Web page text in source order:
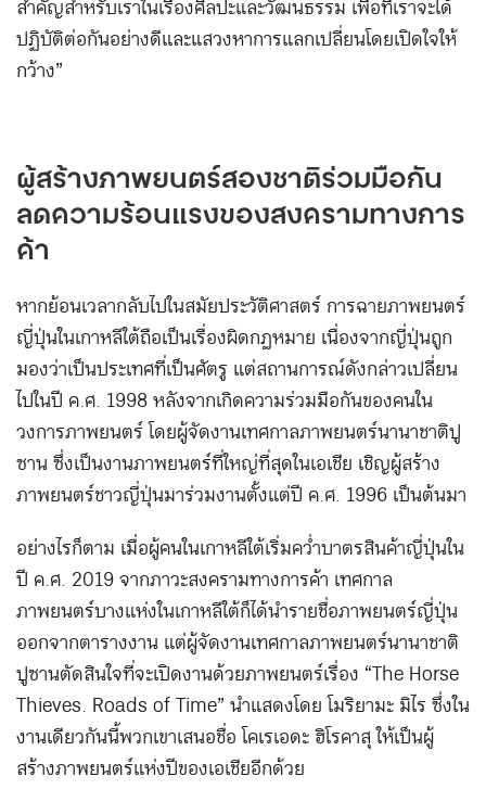
สำคัญสำหรับเราในเรื่องศิลปะและวัฒนธรรม เพื่อที่เราจะได้
ปฏิบัติต่อกันอย่างดีและแสวงหาการแลกเปลี่ยนโดยเปิดใจให้
กว้าง”
ผู้สร้างภาพยนตร์สองชาติร่วมมือกัน
ลดความร้อนแรงของสงครามทางการ
ค้า
หากย้อนเวลากลับไปในสมัยประวัติศาสตร์ การฉายภาพยนตร์
ญี่ปุ่นในเกาหลีใต้ถือเป็นเรื่องผิดกฎหมาย เนื่องจากญี่ปุ่นถูก
มองว่าเป็นประเทศที่เป็นศัตรู แต่สถานการณ์ดังกล่าวเปลี่ยน
ไปในปี ค.ศ. 1998 หลังจากเกิดความร่วมมือกันของคนใน
วงการภาพยนตร์ โดยผู้จัดงานเทศกาลภาพยนตร์นานาชาติปู
ซาน ซึ่งเป็นงานภาพยนตร์ที่ใหญ่ที่สุดในเอเชีย เชิญผู้สร้าง
ภาพยนตร์ชาวญี่ปุ่นมาร่วมงานตั้งแต่ปี ค.ศ. 1996 เป็นต้นมา
อย่างไรก็ตาม เมื่อผู้คนในเกาหลีใต้เริ่มคว่ำบาตรสินค้าญี่ปุ่นใน
ปี ค.ศ. 2019 จากภาวะสงครามทางการค้า เทศกาล
ภาพยนตร์บางแห่งในเกาหลีใต้ก็ได้นำรายชื่อภาพยนตร์ญี่ปุ่น
ออกจากตารางงาน แต่ผู้จัดงานเทศกาลภาพยนตร์นานาชาติ
ปูซานตัดสินใจที่จะเปิดงานด้วยภาพยนตร์เรื่อง “The Horse
Thieves. Roads of Time” นำแสดงโดย โมริยามะ มิไร ซึ่งใน
งานเดียวกันนี้พวกเขาเสนอชื่อ โคเรเอดะ ฮิโรคาสุ ให้เป็นผู้
สร้างภาพยนตร์แห่งปีของเอเชียอีกด้วย